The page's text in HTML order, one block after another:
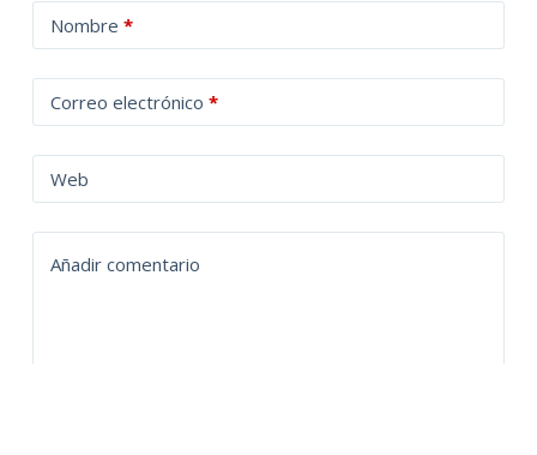
Nombre *
Correo electrónico *
Web
Añadir comentario
l
t
a
t
: